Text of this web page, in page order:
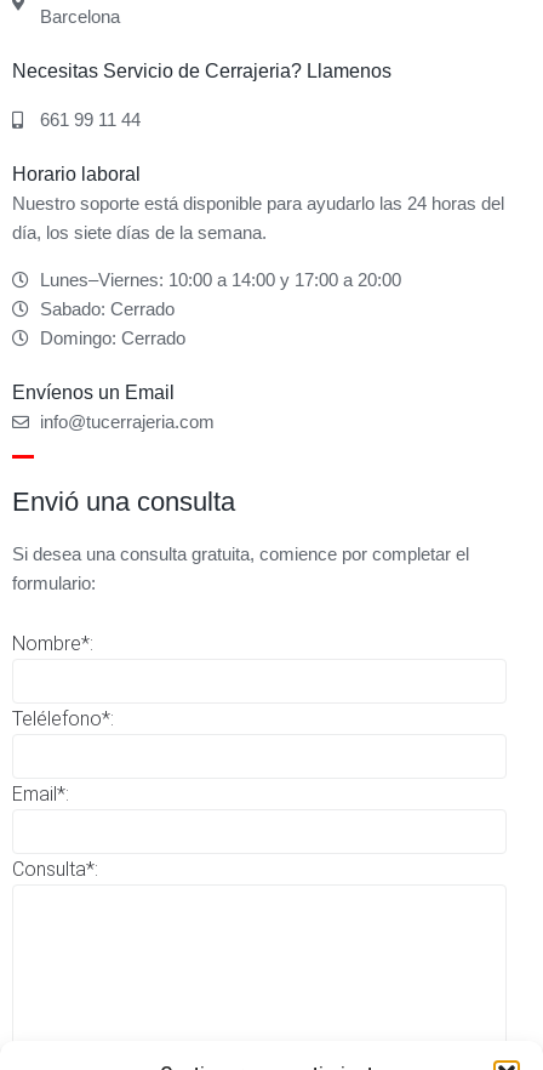
Barcelona
Necesitas Servicio de Cerrajeria? Llamenos
661 99 11 44
Horario laboral
Nuestro soporte está disponible para ayudarlo las 24 horas del
día, los siete días de la semana.
Lunes–Viernes: 10:00 a 14:00 y 17:00 a 20:00
Sabado: Cerrado
Domingo: Cerrado
Envíenos un Email
info@tucerrajeria.com
Envió una consulta
Si desea una consulta gratuita, comience por completar el
formulario:
Nombre*:
Telélefono*:
Email*:
Consulta*: